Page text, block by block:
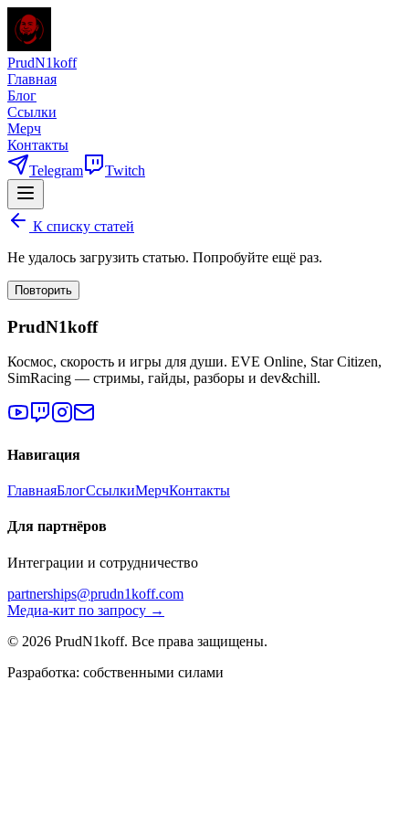
PrudN1koff
Главная
Блог
Ссылки
Мерч
Контакты
Telegram
Twitch
К списку статей
Не удалось загрузить статью. Попробуйте ещё раз.
Повторить
PrudN1koff
Космос, скорость и игры для души. EVE Online, Star Citizen,
SimRacing — стримы, гайды, разборы и dev&chill.
Навигация
ГлавнаяБлогСсылкиМерчКонтакты
Для партнёров
Интеграции и сотрудничество
partnerships@prudn1koff.com
Медиа-кит по запросу →
© 2026 PrudN1koff. Все права защищены.
Разработка: собственными силами